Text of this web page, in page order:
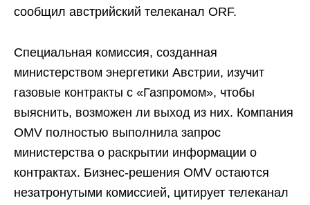
сообщил австрийский телеканал ORF.
Специальная комиссия, созданная
министерством энергетики Австрии, изучит
газовые контракты с «Газпромом», чтобы
выяснить, возможен ли выход из них. Компания
OMV полностью выполнила запрос
министерства о раскрытии информации о
контрактах. Бизнес-решения OMV остаются
незатронутыми комиссией, цитирует телеканал